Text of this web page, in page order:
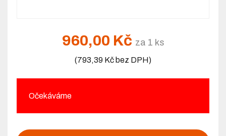
960,00 Kč za 1 ks
(793,39 Kč bez DPH)
Očekáváme